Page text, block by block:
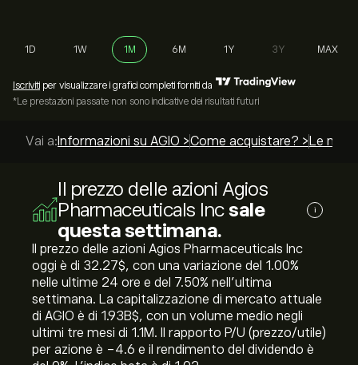
1D 1W 1M 6M 1Y 3Y MAX
Iscriviti per visualizzare i grafici completi forniti da
*Le prestazioni passate non sono indicative dei risultati futuri
Vai a: Informazioni su AGIO >Come acquistare? > Le
Il prezzo delle azioni Agios
Pharmaceuticals Incsale
questa settimana.
i
Il prezzo delle azioni Agios Pharmaceuticals Inc
oggi è di 32.27‎$‎, con una variazione del ‎1.00‎%
nelle ultime 24 ore e del ‎7.50‎% nell'ultima
settimana. La capitalizzazione di mercato attuale
di AGIO è di 1.93B‎$‎, con un volume medio negli
ultimi tre mesi di 1.1M. Il rapporto P/U (prezzo/utile)
per azione è -4.6 e il rendimento del dividendo è